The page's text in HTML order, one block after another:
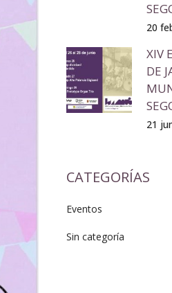
20
XIV
DE
21
CATEGORÍAS
Eventos
Sin categoría